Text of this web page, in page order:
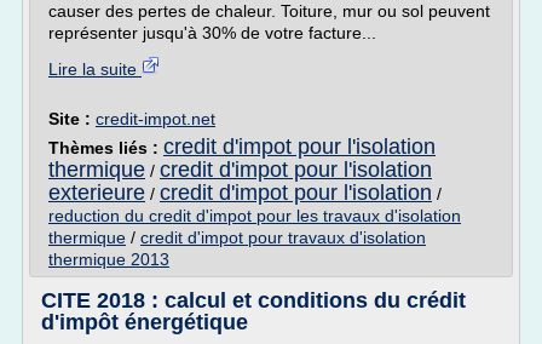
causer des pertes de chaleur. Toiture, mur ou sol peuvent
représenter jusqu'à 30% de votre facture...
Lire la suite
Site : credit-impot.net
Thèmes liés : credit d'impot pour l'isolation
thermique / credit d'impot pour l'isolation
exterieure / credit d'impot pour l'isolation /
reduction du credit d'impot pour les travaux d'isolation
thermique / credit d'impot pour travaux d'isolation
thermique 2013
CITE 2018 : calcul et conditions du crédit
d'impôt énergétique